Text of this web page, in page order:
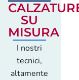
SU
MISURA
I nostri
tecnici,
altamente